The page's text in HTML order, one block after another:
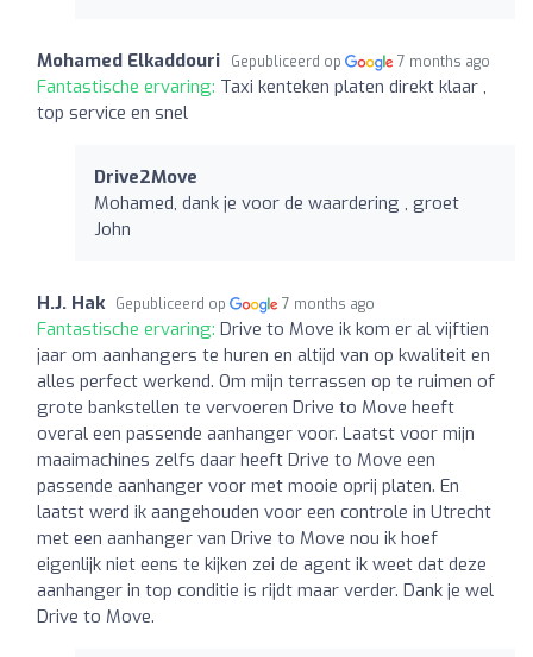
Mohamed Elkaddouri Gepubliceerd op 7 months ago
Fantastische ervaring: Taxi kenteken platen direkt klaar ,
top service en snel
Drive2Move
Mohamed, dank je voor de waardering , groet
John
H.J. Hak Gepubliceerd op 7 months ago
Fantastische ervaring: Drive to Move ik kom er al vijftien
jaar om aanhangers te huren en altijd van op kwaliteit en
alles perfect werkend. Om mijn terrassen op te ruimen of
grote bankstellen te vervoeren Drive to Move heeft
overal een passende aanhanger voor. Laatst voor mijn
maaimachines zelfs daar heeft Drive to Move een
passende aanhanger voor met mooie oprij platen. En
laatst werd ik aangehouden voor een controle in Utrecht
met een aanhanger van Drive to Move nou ik hoef
eigenlijk niet eens te kijken zei de agent ik weet dat deze
aanhanger in top conditie is rijdt maar verder. Dank je wel
Drive to Move.